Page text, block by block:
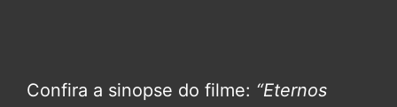
Confira a sinopse do filme: “Eternos